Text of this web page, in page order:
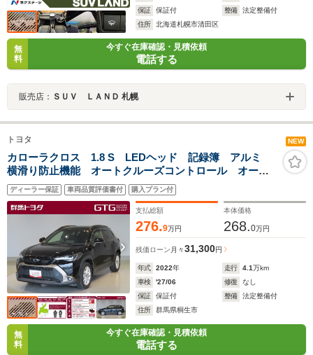
保証
保証付 整備
法定整備付
住所
北海道札幌市清田区
無
料
今すぐ在庫確認・見積依頼
電話する
販売店： ＳＵＶ ＬＡＮＤ 札幌
トヨタ NEW
カローラクロス 1.8 S LEDヘッド 記録簿 アルミ
横滑り防止機能 オートクルーズコントロール オート
エアコン キーレスエントリー 盗難防止装置 ABS
バックカメラ ミュージックプレイヤー接続 ETC エ
アバッグ
ディーラー保証 車両品質評価書付 購入プラン付
支払総額
276.9万円
本体価格
268.0万円
残価ローン 月々31,300円
年式 2022年 走行 4.1万km
車検
'27/06 修復
なし
保証
保証付 整備
法定整備付
住所
群馬県桐生市
無
料
今すぐ在庫確認・見積依頼
電話する